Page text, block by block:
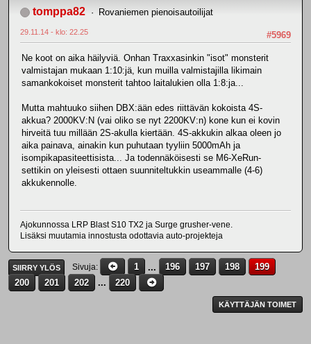
tomppa82 Rovaniemen pienoisautoilijat
#5969
29.11.14 - klo: 22.25
Ne koot on aika häilyviä. Onhan Traxxasinkin "isot" monsterit
valmistajan mukaan 1:10:jä, kun muilla valmistajilla likimain
samankokoiset monsterit tahtoo laitalukien olla 1:8:ja...
Mutta mahtuuko siihen DBX:ään edes riittävän kokoista 4S-
akkua? 2000KV:N (vai oliko se nyt 2200KV:n) kone kun ei kovin
hirveitä tuu millään 2S-akulla kiertään. 4S-akkukin alkaa oleen jo
aika painava, ainakin kun puhutaan tyyliin 5000mAh ja
isompikapasiteettisista... Ja todennäköisesti se M6-XeRun-
settikin on yleisesti ottaen suunniteltukkin useammalle (4-6)
akkukennolle.
Ajokunnossa LRP Blast S10 TX2 ja Surge grusher-vene.
Lisäksi muutamia innostusta odottavia auto-projekteja
SIIRRY YLÖS Sivuja 1 ... 196 197 198
199
200
201 202 ... 220
KÄYTTÄJÄN TOIMET